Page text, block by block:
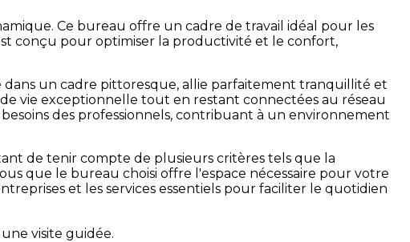
Ce bureau offre un cadre de travail idéal pour les
conçu pour optimiser la productivité et le confort,
dans un cadre pittoresque, allie parfaitement tranquillité et
vie exceptionnelle tout en restant connectées au réseau
des professionnels, contribuant à un environnement
de tenir compte de plusieurs critères tels que la
que le bureau choisi offre l'espace nécessaire pour votre
et les services essentiels pour faciliter le quotidien
visite guidée.